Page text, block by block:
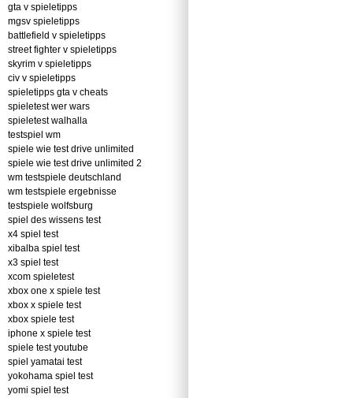
gta v spieletipps
mgsv spieletipps
battlefield v spieletipps
street fighter v spieletipps
skyrim v spieletipps
civ v spieletipps
spieletipps gta v cheats
spieletest wer wars
spieletest walhalla
testspiel wm
spiele wie test drive unlimited
spiele wie test drive unlimited 2
wm testspiele deutschland
wm testspiele ergebnisse
testspiele wolfsburg
spiel des wissens test
x4 spiel test
xibalba spiel test
x3 spiel test
xcom spieletest
xbox one x spiele test
xbox x spiele test
xbox spiele test
iphone x spiele test
spiele test youtube
spiel yamatai test
yokohama spiel test
yomi spiel test